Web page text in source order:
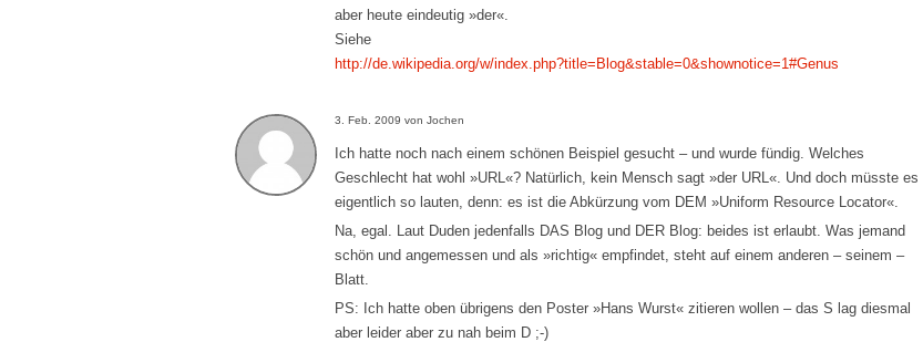
aber heute eindeutig »der«.
Siehe
http://de.wikipedia.org/w/index.php?title=Blog&stable=0&shownotice=1#Genus
3. Feb. 2009 von Jochen
Ich hatte noch nach einem schönen Beispiel gesucht – und wurde fündig. Welches
Geschlecht hat wohl »URL«? Natürlich, kein Mensch sagt »der URL«. Und doch müsste es
eigentlich so lauten, denn: es ist die Abkürzung vom DEM »Uniform Resource Locator«.
Na, egal. Laut Duden jedenfalls DAS Blog und DER Blog: beides ist erlaubt. Was jemand
schön und angemessen und als »richtig« empfindet, steht auf einem anderen – seinem –
Blatt.
PS: Ich hatte oben übrigens den Poster »Hans Wurst« zitieren wollen – das S lag diesmal
aber leider aber zu nah beim D ;-)